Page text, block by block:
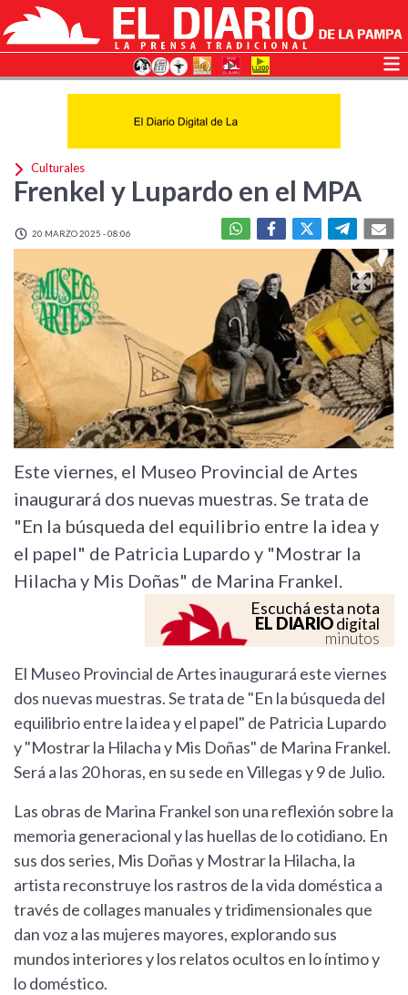
Culturales
Frenkel y Lupardo en el MPA
20 MARZO 2025 - 08:06
Este viernes, el Museo Provincial de Artes
inaugurará dos nuevas muestras. Se trata de
"En la búsqueda del equilibrio entre la idea y
el papel" de Patricia Lupardo y "Mostrar la
Hilacha y Mis Doñas" de Marina Frankel.
Escuchá esta nota
EL DIARIOdigital
minutos
El Museo Provincial de Artes inaugurará este viernes
dos nuevas muestras. Se trata de "En la búsqueda del
equilibrio entre la idea y el papel" de Patricia Lupardo
y "Mostrar la Hilacha y Mis Doñas" de Marina Frankel.
Será a las 20 horas, en su sede en Villegas y 9 de Julio.
Las obras de Marina Frankel son una reflexión sobre la
memoria generacional y las huellas de lo cotidiano. En
sus dos series, Mis Doñas y Mostrar la Hilacha, la
artista reconstruye los rastros de la vida doméstica a
través de collages manuales y tridimensionales que
dan voz a las mujeres mayores, explorando sus
mundos interiores y los relatos ocultos en lo íntimo y
lo doméstico.